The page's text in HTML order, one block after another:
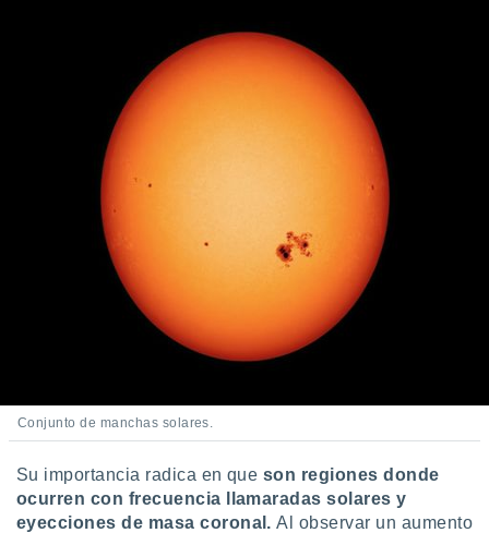
Conjunto de manchas solares.
Su importancia radica en que son regiones donde
ocurren con frecuencia llamaradas solares y
eyecciones de masa coronal.Al observar un aumento